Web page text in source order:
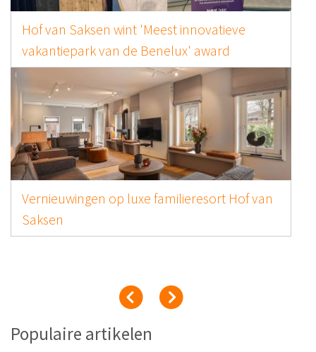
Hof van Saksen wint 'Meest innovatieve
vakantiepark van de Benelux' award
Vernieuwingen op luxe familieresort Hof van
Saksen
Populaire artikelen